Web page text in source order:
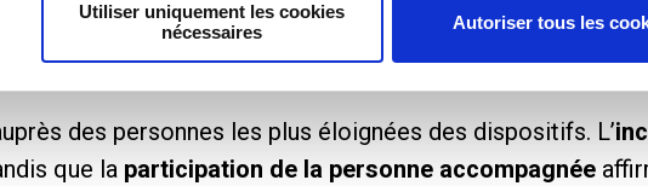
Utiliser uniquement les cookies
nécessaires
Autoriser tous les
dans dix principes d’intervention communs à toutes
des personnes les plus éloignées des dispositifs. L’
que la participation de la personne accompagnée